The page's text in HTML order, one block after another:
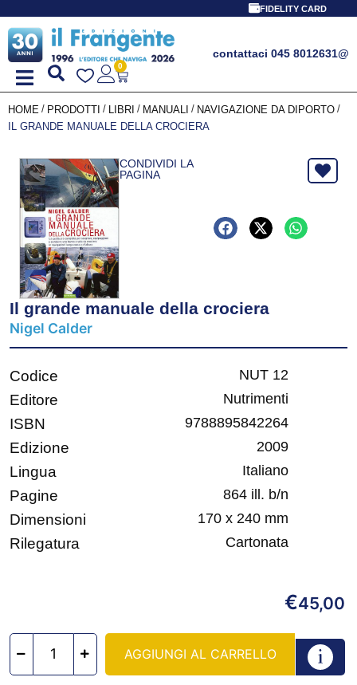
FIDELITY CARD
contattaci 045 8012631@
0
HOME / PRODOTTI / LIBRI / MANUALI / NAVIGAZIONE DA DIPORTO /
IL GRANDE MANUALE DELLA CROCIERA
CONDIVIDI LA
PAGINA
Il grande manuale della crociera
Nigel Calder
Codice NUT 12
Editore Nutrimenti
ISBN 9788895842264
Edizione 2009
Lingua Italiano
Pagine 864 ill. b/n
Dimensioni 170 x 240 mm
Rilegatura Cartonata
€45,00
AGGIUNGI AL CARRELLO